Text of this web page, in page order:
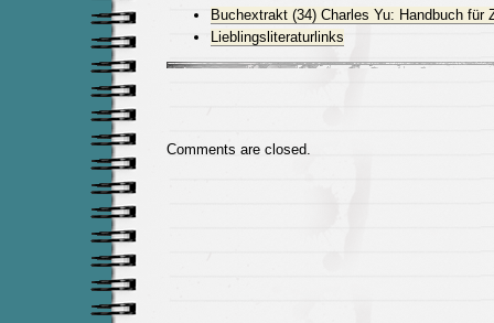
Buchextrakt (34) Charles Yu: Handbuch für
Lieblingsliteraturlinks
Comments are closed.